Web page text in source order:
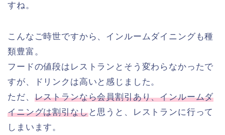
すね。
こんなご時世ですから、インルームダイニングも種
類豊富。
フードの値段はレストランとそう変わらなかったで
すが、ドリンクは高いと感じました。
ただ、 レストランなら会員割引あり、インルームダ
イニングは割引なしと思うと、レストランに行って
しまいます。